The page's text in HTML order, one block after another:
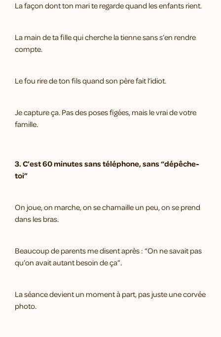
La façon dont ton mari te regarde quand les enfants rient.
La main de ta fille qui cherche la tienne sans s’en rendre
compte.
Le fou rire de ton fils quand son père fait l’idiot.
Je capture ça. Pas des poses figées, mais le vrai de votre
famille.
3. C’est 60 minutes sans téléphone, sans “dépêche-
toi”
On joue, on marche, on se chamaille un peu, on se prend
dans les bras.
Beaucoup de parents me disent après : “On ne savait pas
qu’on avait autant besoin de ça”.
La séance devient un moment à part, pas juste une corvée
photo.